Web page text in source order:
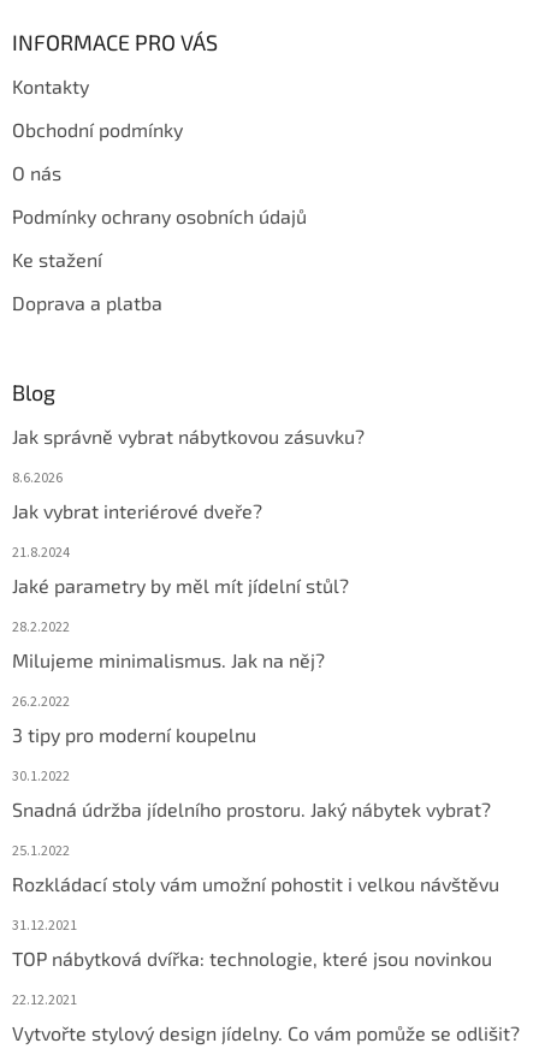
INFORMACE PRO VÁS
Kontakty
Obchodní podmínky
O nás
Podmínky ochrany osobních údajů
Ke stažení
Doprava a platba
Blog
Jak správně vybrat nábytkovou zásuvku?
8.6.2026
Jak vybrat interiérové dveře?
21.8.2024
Jaké parametry by měl mít jídelní stůl?
28.2.2022
Milujeme minimalismus. Jak na něj?
26.2.2022
3 tipy pro moderní koupelnu
30.1.2022
Snadná údržba jídelního prostoru. Jaký nábytek vybrat?
25.1.2022
Rozkládací stoly vám umožní pohostit i velkou návštěvu
31.12.2021
TOP nábytková dvířka: technologie, které jsou novinkou
22.12.2021
Vytvořte stylový design jídelny. Co vám pomůže se odlišit?